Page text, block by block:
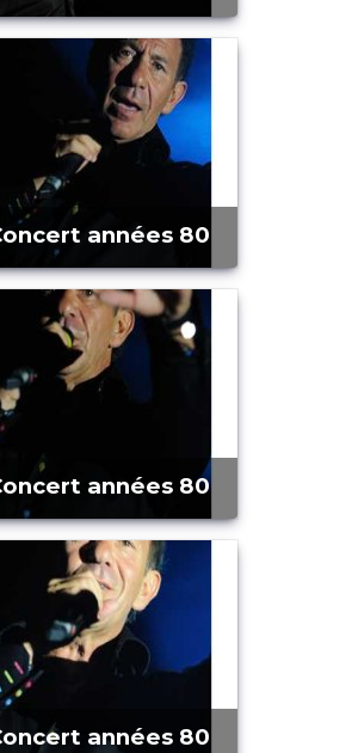
Concert années 80
Concert années 80
Concert années 80